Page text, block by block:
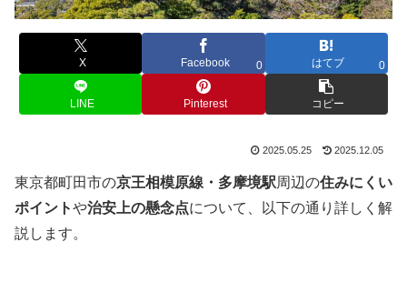
X Facebook 0 はてブ 0
LINE Pinterest コピー
2025.05.25 2025.12.05
東京都町田市の京王相模原線・多摩境駅周辺の住みにくい
ポイントや治安上の懸念点について、以下の通り詳しく解
説します。